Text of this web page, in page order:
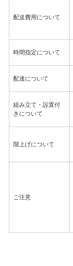
配送費用について
時間指定について
配達について
組み立て・設置付
きについて
階上げについて
ご注意